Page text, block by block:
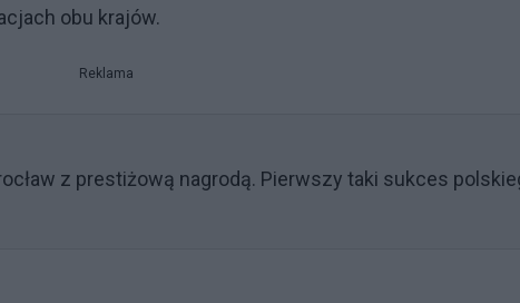
obu krajów.
Reklama
z prestiżową nagrodą. Pierwszy taki sukces